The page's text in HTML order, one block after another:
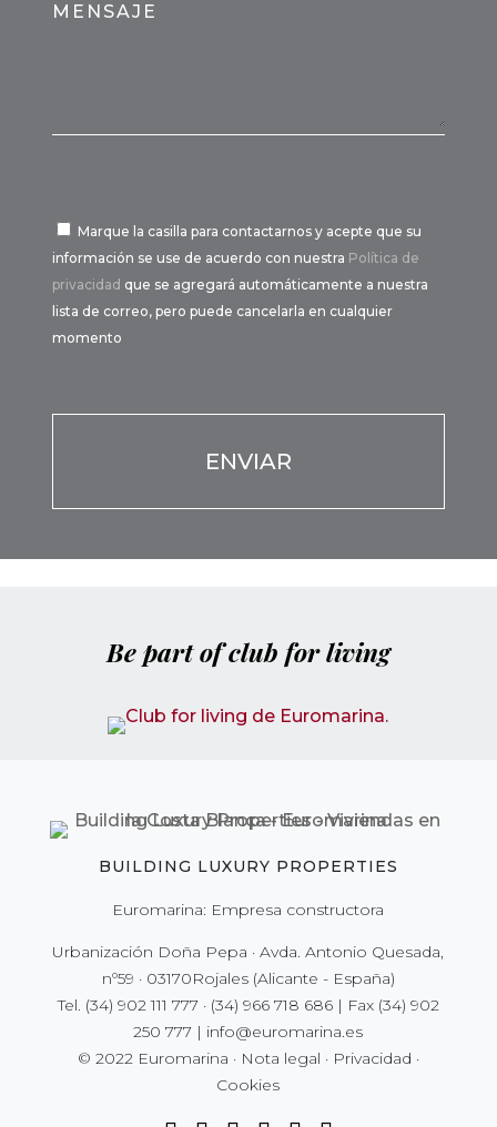
MENSAJE
Marque la casilla para contactarnos y acepte que su
información se use de acuerdo con nuestra Política de
privacidad que se agregará automáticamente a nuestra
lista de correo, pero puede cancelarla en cualquier
momento
Be part of club for living
BUILDING LUXURY PROPERTIES
Euromarina: Empresa constructora
Urbanización Doña Pepa · Avda. Antonio Quesada,
nº59 · 03170Rojales (Alicante - España)
Tel. (34) 902 111 777 · (34) 966 718 686| Fax (34) 902
250 777 | info@euromarina.es
© 2022 Euromarina · Nota legal · Privacidad ·
Cookies